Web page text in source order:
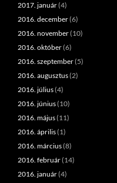
2017. január(4)
2016. december(6)
2016. november(10)
2016. október(6)
2016. szeptember(5)
2016. augusztus(2)
2016. július(4)
2016. június(10)
2016. május(11)
2016. április(1)
2016. március(8)
2016. február(14)
2016. január(4)